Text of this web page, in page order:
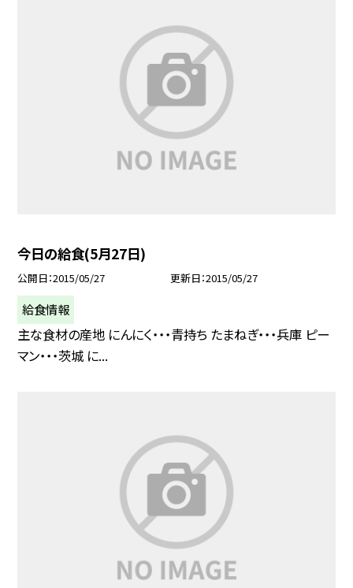
今日の給食(5月27日)
公開日 2015/05/27 更新日 2015/05/27
給食情報
主な食材の産地 にんにく・・・青持ち たまねぎ・・・兵庫 ピー
マン・・・茨城 に...